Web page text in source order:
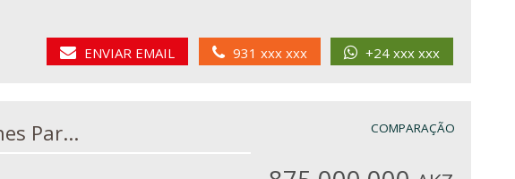
ENVIAR EMAIL 931 xxx xxx +24 xxx xxx
Par... COMPARAÇÃO